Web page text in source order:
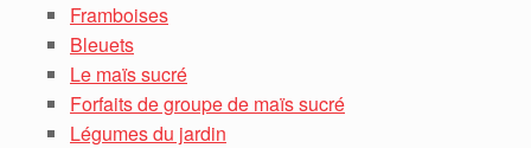
Framboises
Bleuets
Le maïs sucré
Forfaits de groupe de maïs sucré
Légumes du jardin